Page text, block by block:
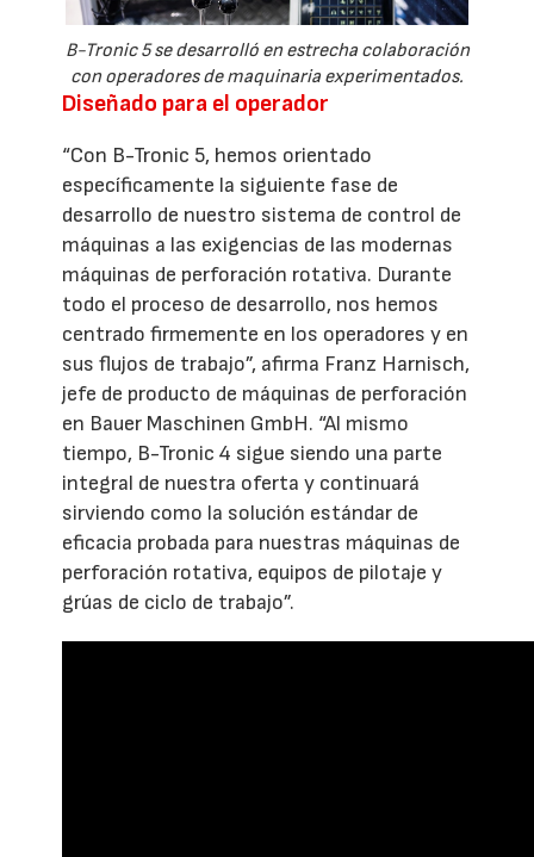
B-Tronic 5 se desarrolló en estrecha colaboración
con operadores de maquinaria experimentados.
Diseñado para el operador
“Con B-Tronic 5, hemos orientado
específicamente la siguiente fase de
desarrollo de nuestro sistema de control de
máquinas a las exigencias de las modernas
máquinas de perforación rotativa. Durante
todo el proceso de desarrollo, nos hemos
centrado firmemente en los operadores y en
sus flujos de trabajo”, afirma Franz Harnisch,
jefe de producto de máquinas de perforación
en Bauer Maschinen GmbH. “Al mismo
tiempo, B-Tronic 4 sigue siendo una parte
integral de nuestra oferta y continuará
sirviendo como la solución estándar de
eficacia probada para nuestras máquinas de
perforación rotativa, equipos de pilotaje y
grúas de ciclo de trabajo”.